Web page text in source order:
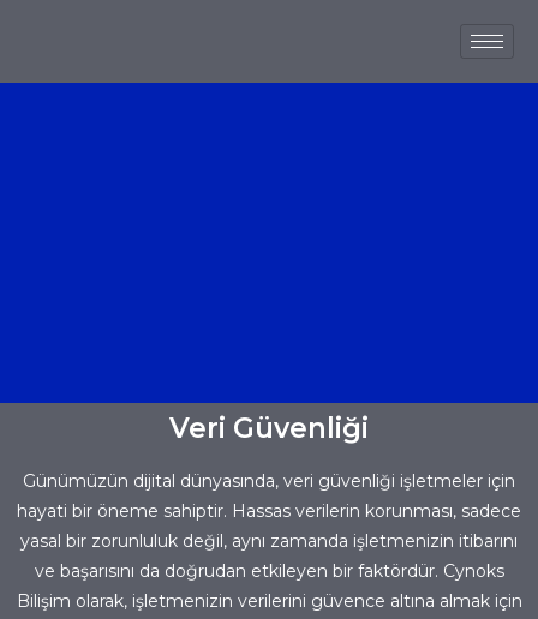
Veri Güvenliği
Günümüzün dijital dünyasında, veri güvenliği işletmeler için
hayati bir öneme sahiptir. Hassas verilerin korunması, sadece
yasal bir zorunluluk değil, aynı zamanda işletmenizin itibarını
ve başarısını da doğrudan etkileyen bir faktördür. Cynoks
Bilişim olarak, işletmenizin verilerini güvence altına almak için